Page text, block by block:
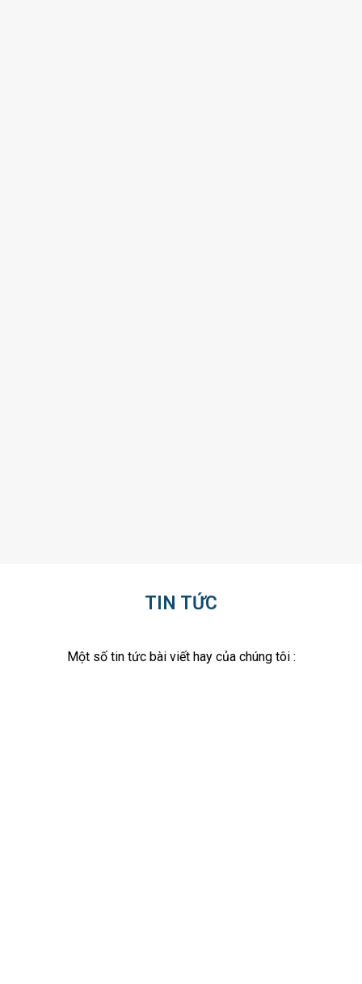
TIN TỨC
Một số tin tức bài viết hay của chúng tôi :